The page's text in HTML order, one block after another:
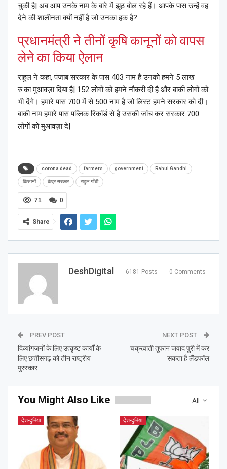
चुकी है| अब आप उनके नाम के बारे में झूठ बोल रहे हैं। आपके पास उन्हें वह
देने की शालीनता क्यों नहीं है जो उनका हक है?
प्रधानमंत्री ने तीनों कृषि कानूनों को वापस
लेने का किया ऐलान
राहुल ने कहा, पंजाब सरकार के पास 403 नाम है उनको हमने 5 लाख
रु.का मुआवज़ा दिया है| 152 लोगों को हमने नौकरी दी है और बाकी लोगों को
भी देंगे। हमारे पास 700 में से 500 नाम है जो लिस्ट हमने सरकार को दी।
बाकी नाम हमारे पास पब्लिक रिकॉर्ड से है उसकी जांच कर सरकार 700
लोगों को मुआवज़ा दे|
corona dead farmers government Rahul Gandhi
किसानों केंद्र सरकार राहुल गाँधी
0
71
Share
DeshDigital 6181 Posts 0 Comments
PREV POST
दिव्यांगजनों के लिए उत्कृष्ट कार्यों के
लिए छत्तीसगढ़ को तीन राष्ट्रीय
पुरस्कार
NEXT POST
चक्रवाती तूफान जवाद पुरी में कर
सकता है लैंडफॉल
All
You Might Also Like
देश-दुनिया देश-दुनिया